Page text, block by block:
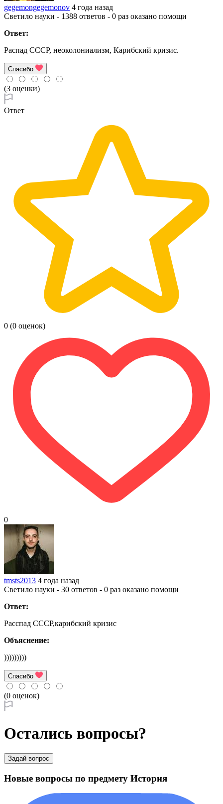
gegemongegemonov 4 года назад
Светило науки - 1388 ответов - 0 раз оказано помощи
Ответ:
Распад СССР, неоколониализм, Карибский кризис.
Спасибо
(3 оценки)
Ответ
0 (0 оценок)
0
tmsts2013 4 года назад
Светило науки - 30 ответов - 0 раз оказано помощи
Ответ:
Расспад СССР,карибский кризис
Объяснение:
)))))))))
Спасибо
(0 оценок)
Остались вопросы?
Задай вопрос
Новые вопросы по предмету История